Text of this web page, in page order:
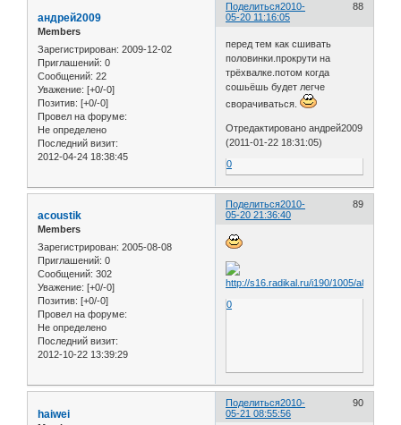
Поделиться 88
2010-
05-20 11:16:05
андрей2009
Members
Зарегистрирован: 2009-12-02
Приглашений: 0
Сообщений: 22
Уважение: [+0/-0]
Позитив: [+0/-0]
Провел на форуме:
Не определено
Последний визит:
2012-04-24 18:38:45
перед тем как сшивать
половинки.прокрути на
трёхвалке.потом когда
сошьёшь будет легче
сворачиваться.
Отредактировано андрей2009
(2011-01-22 18:31:05)
0
Поделиться 89
2010-
05-20 21:36:40
acoustik
Members
Зарегистрирован: 2005-08-08
Приглашений: 0
Сообщений: 302
Уважение: [+0/-0]
Позитив: [+0/-0]
Провел на форуме:
Не определено
Последний визит:
2012-10-22 13:39:29
0
Поделиться 90
2010-
05-21 08:55:56
haiwei